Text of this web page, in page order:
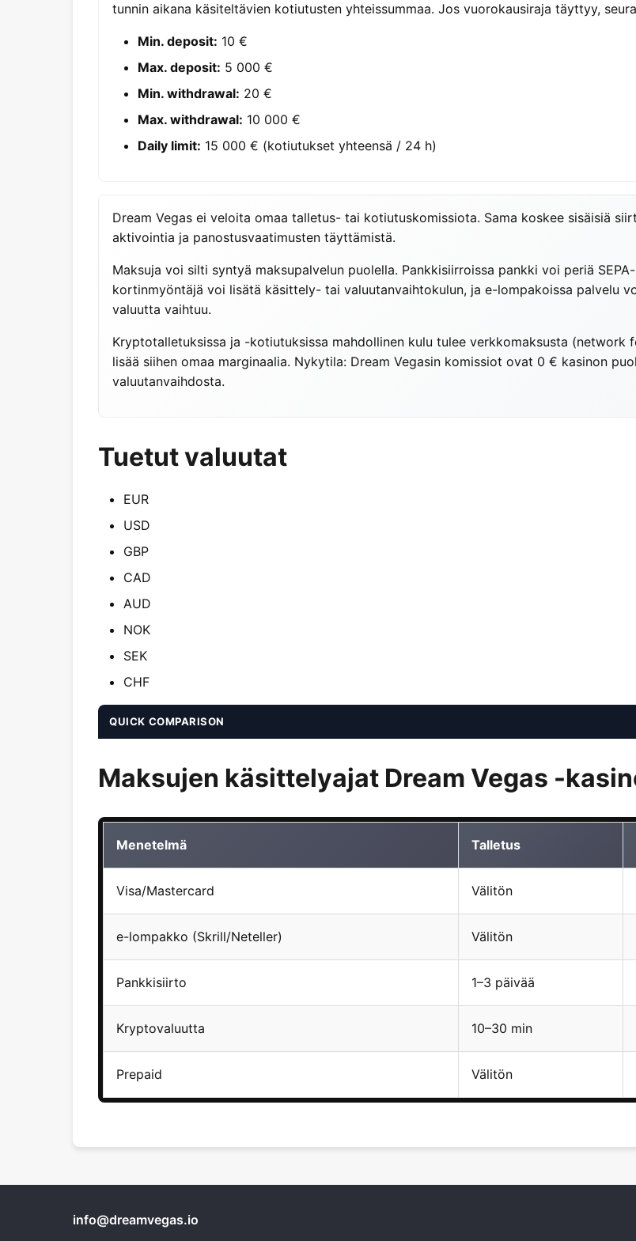
tunnin aikana käsiteltävien kotiutusten yhteissummaa. Jos vuorokausiraja täyttyy,
Min. deposit: 10 €
Max. deposit: 5 000 €
Min. withdrawal: 20 €
Max. withdrawal: 10 000 €
Daily limit: 15 000 € (kotiutukset yhteensä / 24 h)
Dream Vegas ei veloita omaa talletus- tai kotiutuskomissiota. Sama koskee sisäisiä
aktivointia ja panostusvaatimusten täyttämistä.
Maksuja voi silti syntyä maksupalvelun puolella. Pankkisiirroissa pankki voi periä
kortinmyöntäjä voi lisätä käsittely- tai valuutanvaihtokulun, ja e-lompakoissa palvelu
valuutta vaihtuu.
Kryptotalletuksissa ja -kotiutuksissa mahdollinen kulu tulee verkkomaksusta (network
lisää siihen omaa marginaalia. Nykytila: Dream Vegasin komissiot ovat 0 € kasinon
valuutanvaihdosta.
Tuetut valuutat
EUR
USD
GBP
CAD
AUD
NOK
SEK
CHF
QUICK COMPARISON
Maksujen käsittelyajat Dream Vegas -
Menetelmä Talletus
Visa/Mastercard Välitön
e-lompakko (Skrill/Neteller) Välitön
Pankkisiirto 1–3 päivää
Kryptovaluutta 10–30 min
Prepaid Välitön
info@dreamvegas.io